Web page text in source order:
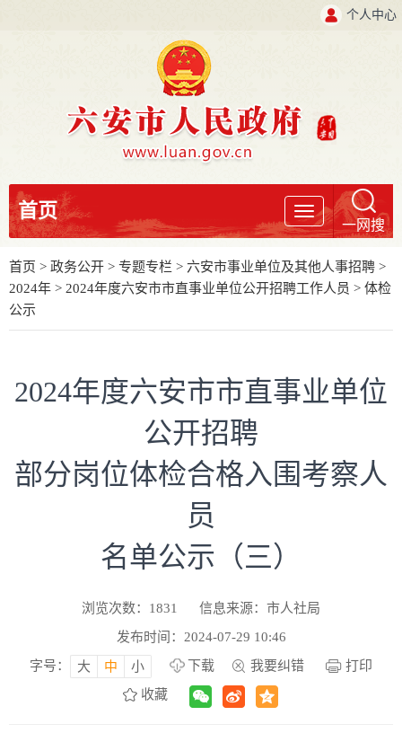
个人中心
导
航
首页
一网搜
首页 > 政务公开 > 专题专栏 > 六安市事业单位及其他人事招聘 >
2024年 > 2024年度六安市市直事业单位公开招聘工作人员 > 体检
公示
2024年度六安市市直事业单位
公开招聘
部分岗位体检合格入围考察人
员
名单公示（三）
浏览次数： 1831
信息来源：市人社局
发布时间：2024-07-29 10:46
字号：
大 中 小 下载 我要纠错
打印
收藏